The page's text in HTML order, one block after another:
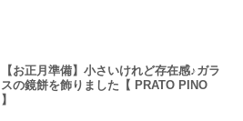
【お正月準備】小さいけれど存在感♪ガラ
スの鏡餅を飾りました【 PRATO PINO
】